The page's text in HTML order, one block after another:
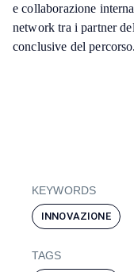
e collaborazione
network tra i partner del
conclusive del percorso.
KEYWORDS
INNOVAZIONE
TAGS